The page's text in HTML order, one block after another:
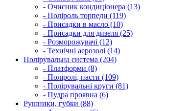
- Очисник кондиціонера (13)
- Поліроль торпеди (119)
- Присадки в масло (10)
- Присадки для дизеля (25)
- Розморожувачі (12)
- Технічні аерозолі (14)
Полірувальна система (204)
- Платформи (8)
- Поліролі, пасти (109)
- Полірувальні круги (81)
- Пудра проявна (6)
Рушники, губки (88)